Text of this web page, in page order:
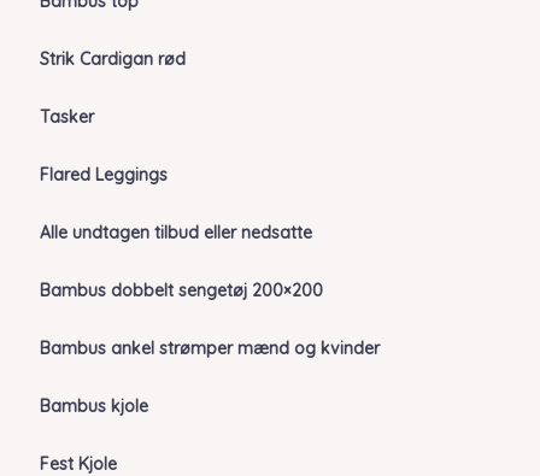
Strik Cardigan rød
Tasker
Flared Leggings
Alle undtagen tilbud eller nedsatte
Bambus dobbelt sengetøj 200×200
Bambus ankel strømper mænd og kvinder
Bambus kjole
Fest Kjole